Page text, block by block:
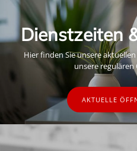
Dienstzeiten
Hier finden Sie unsere
unsere
AKTUELLE